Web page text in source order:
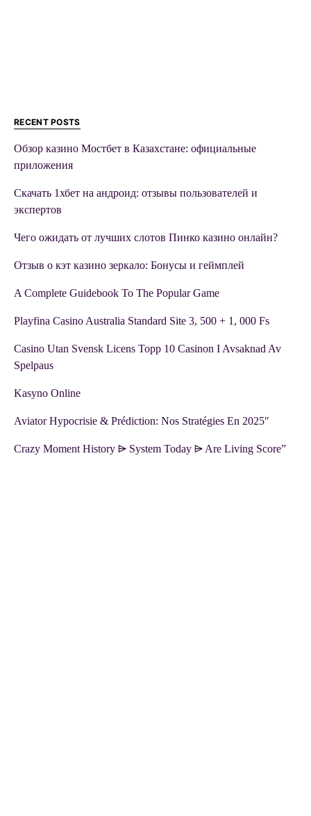
RECENT POSTS
Обзор казино Мостбет в Казахстане: официальные
приложения
Скачать 1хбет на андроид: отзывы пользователей и
экспертов
Чего ожидать от лучших слотов Пинко казино онлайн?
Отзыв о кэт казино зеркало: Бонусы и геймплей
A Complete Guidebook To The Popular Game
Playfina Casino Australia Standard Site 3, 500 + 1, 000 Fs
Casino Utan Svensk Licens Topp 10 Casinon I Avsaknad Av
Spelpaus
Kasyno Online
Aviator Hypocrisie & Prédiction: Nos Stratégies En 2025″
Crazy Moment History ⩥ System Today ⩥ Are Living Score”